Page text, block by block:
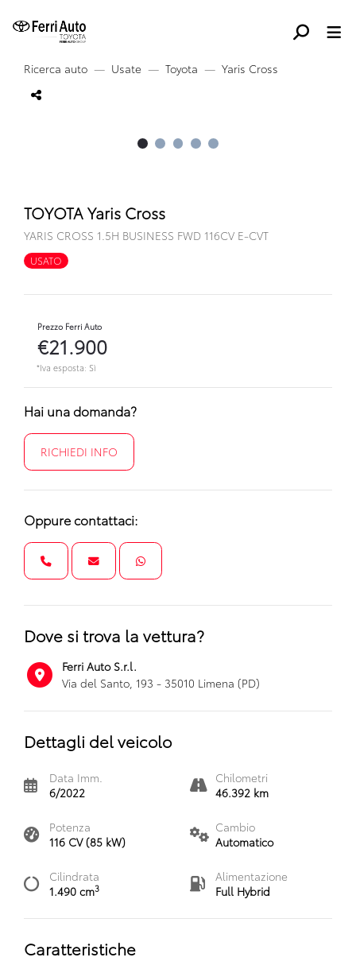
Ricerca auto Usate Toyota Yaris Cross
TOYOTA Yaris Cross
YARIS CROSS 1.5H BUSINESS FWD 116CV E-CVT
USATO
Prezzo Ferri Auto
€21.900
*Iva esposta: Sì
Hai una domanda?
RICHIEDI INFO
Oppure contattaci:
Dove si trova la vettura?
Ferri Auto S.r.l.
Via del Santo, 193 - 35010 Limena (PD)
Dettagli del veicolo
Data Imm.
6/2022
Chilometri
46.392 km
Potenza
116 CV (85 kW)
Cambio
Automatico
Cilindrata
1.490 cm3
Alimentazione
Full Hybrid
Caratteristiche